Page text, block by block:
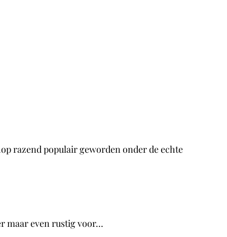
razend populair geworden onder de echte
maar even rustig voor…